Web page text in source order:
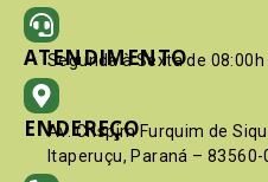
ATENDIMENTO
Segunda à Sexta de 08:00h
ENDEREÇO
Av. Crispim Furquim de
Itaperuçu, Paraná – 83560-